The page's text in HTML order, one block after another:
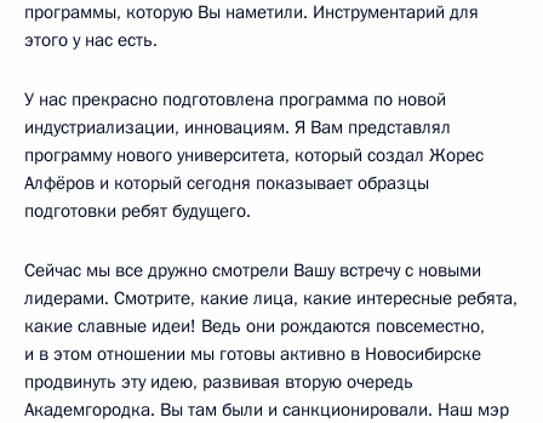
программы, которую Вы наметили. Инструментарий для
этого у нас есть.
У нас прекрасно подготовлена программа по новой
индустриализации, инновациям. Я Вам представлял
программу нового университета, который создал Жорес
Алфёров и который сегодня показывает образцы
подготовки ребят будущего.
Сейчас мы все дружно смотрели Вашу встречу с новыми
лидерами. Смотрите, какие лица, какие интересные ребята,
какие славные идеи! Ведь они рождаются повсеместно,
и в этом отношении мы готовы активно в Новосибирске
продвинуть эту идею, развивая вторую очередь
Академгородка. Вы там были и санкционировали. Наш мэр